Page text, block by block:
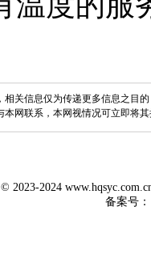
相关信息仅为传递更多信息之目
网联系，本网视情况可立即将
© 2023-2024
备案号：